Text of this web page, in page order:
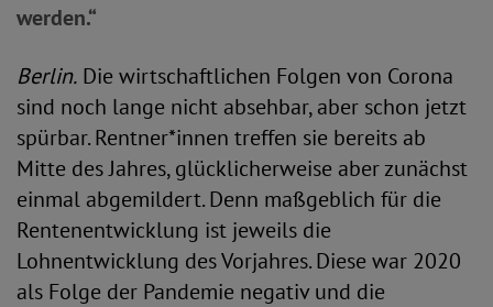
werden.“
Berlin. Die wirtschaftlichen Folgen von Corona
sind noch lange nicht absehbar, aber schon jetzt
spürbar. Rentner*innen treffen sie bereits ab
Mitte des Jahres, glücklicherweise aber zunächst
einmal abgemildert. Denn maßgeblich für die
Rentenentwicklung ist jeweils die
Lohnentwicklung des Vorjahres. Diese war 2020
als Folge der Pandemie negativ und die